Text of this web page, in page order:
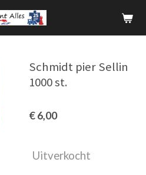
Schmidt pier Sellin
1000 st.
€ 6,00
Uitverkocht